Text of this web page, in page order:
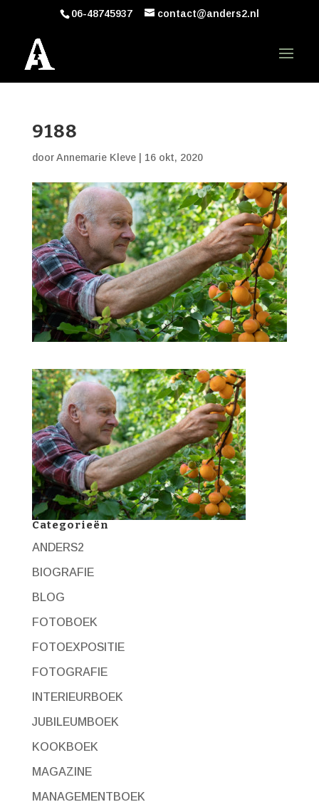
06-48745937 contact@anders2.nl
9188
doorAnnemarie Kleve| 16 okt, 2020
Categorieën
ANDERS2
BIOGRAFIE
BLOG
FOTOBOEK
FOTOEXPOSITIE
FOTOGRAFIE
INTERIEURBOEK
JUBILEUMBOEK
KOOKBOEK
MAGAZINE
MANAGEMENTBOEK